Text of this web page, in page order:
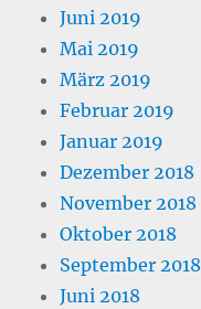
Juni 2019
Mai 2019
März 2019
Februar 2019
Januar 2019
Dezember 2018
November 2018
Oktober 2018
September 2018
Juni 2018